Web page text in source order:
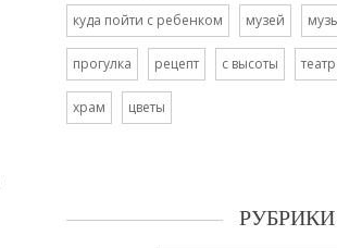
куда пойти с ребенком музей
прогулка рецепт с высоты театр
храм цветы
РУБРИКИ